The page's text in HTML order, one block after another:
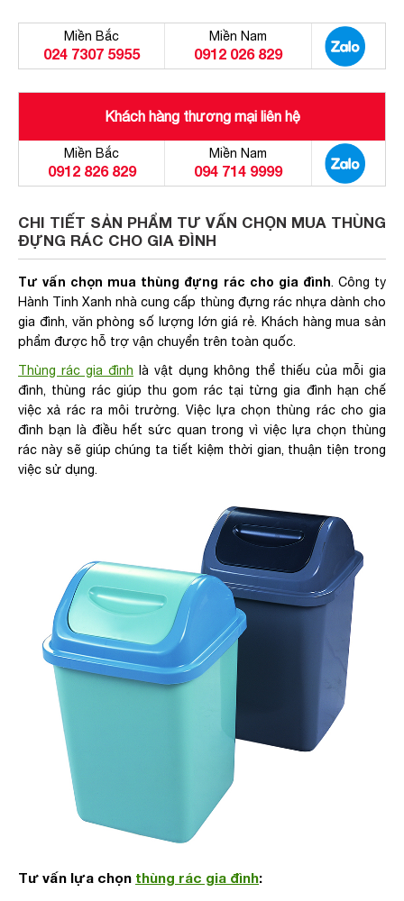
Miền Bắc
024 7307 5955
Miền Nam
0912 026 829
Khách hàng thương mại liên hệ
Miền Bắc
0912 826 829
Miền Nam
094 714 9999
CHI TIẾT SẢN PHẨM TƯ VẤN CHỌN MUA THÙNG
ĐỰNG RÁC CHO GIA ĐÌNH
Tư vấn chọn mua thùng đựng rác cho gia đình. Công ty
Hành Tinh Xanh nhà cung cấp thùng đựng rác nhựa dành cho
gia đình, văn phòng số lượng lớn giá rẻ. Khách hàng mua sản
phẩm được hỗ trợ vận chuyển trên toàn quốc.
Thùng rác gia đình là vật dụng không thể thiếu của mỗi gia
đình, thùng rác giúp thu gom rác tại từng gia đình hạn chế
việc xả rác ra môi trường. Việc lựa chọn thùng rác cho gia
đình bạn là điều hết sức quan trong vì việc lựa chọn thùng
rác này sẽ giúp chúng ta tiết kiệm thời gian, thuận tiện trong
việc sử dụng.
Tư vấn lựa chọn thùng rác gia đình: